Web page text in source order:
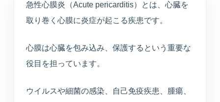
心療内科
不安や不眠、ストレスと身体症状を総合的に診ま
アンチエイジング
えます。
急性心膜炎（Acute pericarditis）とは、心臓を
取り巻く心膜に炎症が起こる疾患です。
心膜は心臓を包み込み、保護するという重要な
役目を担っています。
ウイルスや細菌の感染、自己免疫疾患、腫瘍、